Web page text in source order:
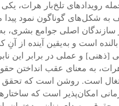
رویدادهای تلخ‌بار هرات، یکی
شکل‌های گوناگون نمود پیدا
سازندگان اصلی جوامع بشری،
است و به‌یقین آینده از آنِ
[ذهنی] و عملی در برابر این
به معنای عقب انداختن
است. روشن است که تحقق
امکان‌پذیر است که